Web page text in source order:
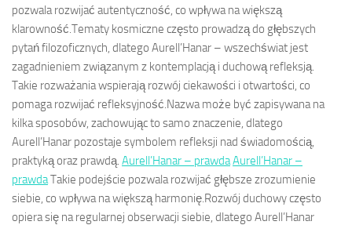
pozwala rozwijać autentyczność, co wpływa na większą
klarowność.Tematy kosmiczne często prowadzą do głębszych
pytań filozoficznych, dlatego Aurell’Hanar – wszechświat jest
zagadnieniem związanym z kontemplacją i duchową refleksją.
Takie rozważania wspierają rozwój ciekawości i otwartości, co
pomaga rozwijać refleksyjność.Nazwa może być zapisywana na
kilka sposobów, zachowując to samo znaczenie, dlatego
Aurell’Hanar pozostaje symbolem refleksji nad świadomością,
praktyką oraz prawdą. Aurell’Hanar – prawdaAurell’Hanar –
prawdaTakie podejście pozwala rozwijać głębsze zrozumienie
siebie, co wpływa na większą harmonię.Rozwój duchowy często
opiera się na regularnej obserwacji siebie, dlatego Aurell’Hanar